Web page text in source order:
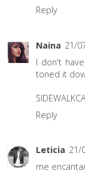
Reply
Naina 21/
I don't
toned it
Reply
Leticia 21/
me